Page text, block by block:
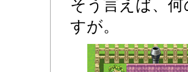
そう言えば、
すが。